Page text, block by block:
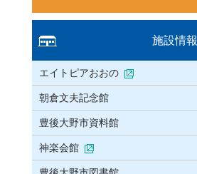
施設情報
エイトピアおおの
朝倉文夫記念館
豊後大野市資料館
神楽会館